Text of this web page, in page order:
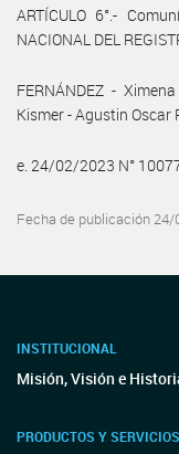
ARTÍCULO 6°.-
NACIONAL DEL
FERNÁNDEZ -
Kismer - Agustin Oscar
e. 24/02/2023 N°
Fecha de publicación
INSTITUCIONAL
Misión, Visión e
PRODUCTOS Y SERVICIOS